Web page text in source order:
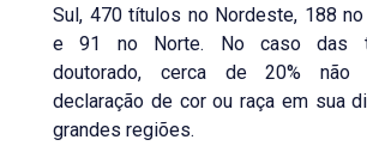
Sul, 470 títulos no Nordeste, 188
e 91 no Norte. No caso das
doutorado, cerca de 20% não
declaração de cor ou raça em sua
grandes regiões.